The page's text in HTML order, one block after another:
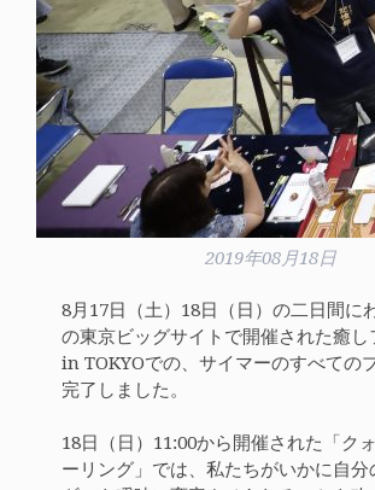
2019年08月18日
8月17日（土）18日（日）の二日間に
の東京ビッグサイトで開催された癒し
in TOKYOでの、サイマーのすべての
完了しました。
18日（日）11:00から開催された「ク
ーリング」では、私たちがいかに自